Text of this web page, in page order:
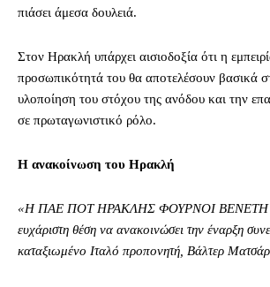
πιάσει άμεσα δουλειά.
Στον Ηρακλή υπάρχει αισιοδοξία ότι η
προσωπικότητά του θα αποτελέσουν βασικά
υλοποίηση του στόχου της ανόδου και την
σε πρωταγωνιστικό ρόλο.
Η ανακοίνωση του Ηρακλή
«Η ΠΑΕ ΠΟΤ ΗΡΑΚΛΗΣ ΦΟΥΡΝΟΙ ΒΕΝΕΤΗ
ευχάριστη θέση να ανακοινώσει την έναρξη
καταξιωμένο Ιταλό προπονητή, Βάλτερ